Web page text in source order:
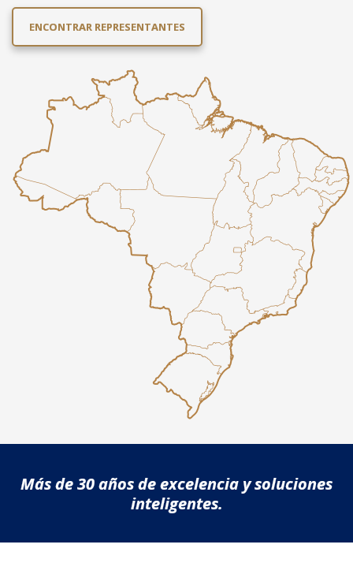
ENCONTRAR REPRESENTANTES
Más de 30 años de excelencia y soluciones
inteligentes.